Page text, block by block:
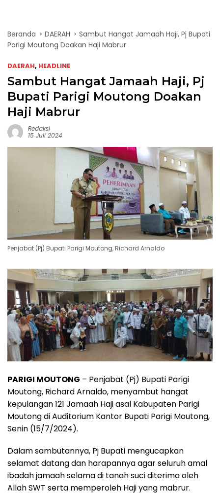
Beranda DAERAH
Sambut Hangat Jamaah Haji, Pj Bupati
Parigi Moutong Doakan Haji Mabrur
DAERAH, HEADLINE
Sambut Hangat Jamaah Haji, Pj
Bupati Parigi Moutong Doakan
Haji Mabrur
Redaksi
15 Juli 2024
Penjabat (Pj) Bupati Parigi Moutong, Richard Arnaldo
PARIGI MOUTONG – Penjabat (Pj) Bupati Parigi
Moutong, Richard Arnaldo, menyambut hangat
kepulangan 121 Jamaah Haji asal Kabupaten Parigi
Moutong di Auditorium Kantor Bupati Parigi Moutong,
Senin (15/7/2024).
Dalam sambutannya, Pj Bupati mengucapkan
selamat datang dan harapannya agar seluruh amal
ibadah jamaah selama di tanah suci diterima oleh
Allah SWT serta memperoleh Haji yang mabrur.